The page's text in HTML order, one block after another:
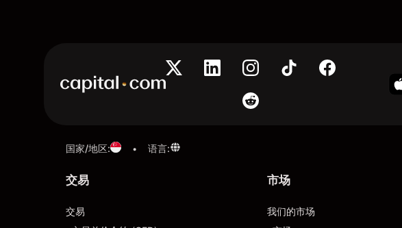
国家/地区: • 语言:
交易
交易
市场
我们的市场